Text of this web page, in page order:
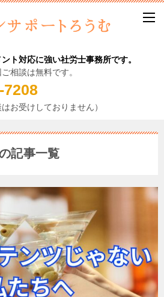
ト対応に強い社労士事務所です。
相談は無料です。
7208
お受けしておりません）
記事一覧